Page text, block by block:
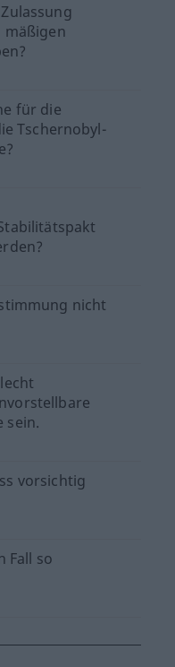
für die
Tschernobyl-
nicht
sein.
vorsichtig
Fall so